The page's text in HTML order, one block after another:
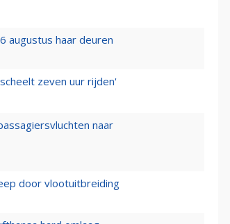
augustus haar deuren
zeven uur rijden'
naar
door vlootuitbreiding